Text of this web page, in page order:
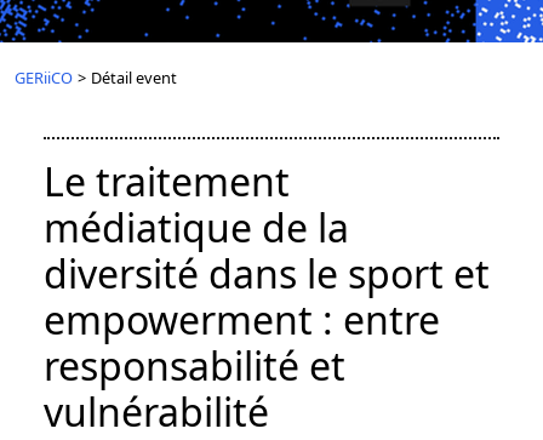
GERiiCO > Détail event
Le traitement
médiatique de la
diversité dans le sport et
empowerment : entre
responsabilité et
vulnérabilité